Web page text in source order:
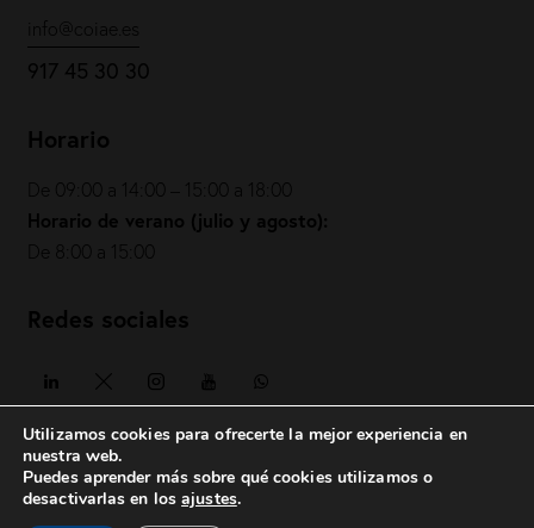
917 45 30 30
Horario
De 09:00 a 14:00 – 15:00 a 18:00
Horario de verano (julio y agosto):
De 8:00 a 15:00
Redes sociales
COIAE© 2026. Todos los derechos reservados
Utilizamos cookies para ofrecerte la mejor experiencia en
nuestra web.
Puedes aprender más sobre qué cookies utilizamos o
desactivarlas en losajustes.